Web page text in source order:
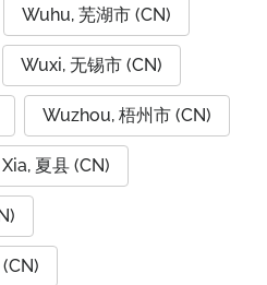
Wuhu, 芜湖市 (CN)
Wuxi, 无锡市 (CN)
Wuzhou, 梧州市 (CN)
Xia, 夏县 (CN)